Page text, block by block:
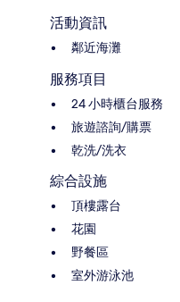
活動資訊
鄰近海灘
服務項目
24 小時櫃台服務
旅遊諮詢/購票
乾洗/洗衣
綜合設施
頂樓露台
花園
野餐區
室外游泳池